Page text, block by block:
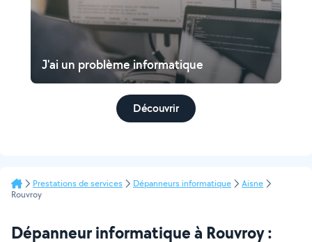
J'ai un problème informatique
Découvrir
Prestations de services Dépanneurs informatique
Aisne
Rouvroy
Dépanneur informatique à Rouvroy :